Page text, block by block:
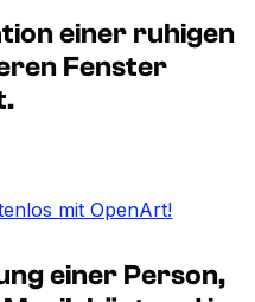
einer ruhigen
Fenster
mit OpenArt!
einer Person,